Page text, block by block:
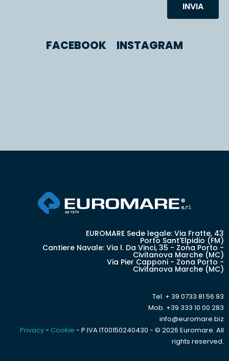
INVIA
FACEBOOK INSTAGRAM
EUROMARE Sede legale: Via Fratte, 43
Porto Sant'Elpidio (FM)
Cantiere Navale: Via l. Da Vinci, 35 - Zona Porto -
Civitanova Marche (MC)
Via Pier Capponi - Zona Porto -
Civitanova Marche (MC)
Tel. + 39 0733 81 56 93
Mob. +39 333 10 00 283
info@euromare.biz
Privacy- Cookie - P.IVA IT00150240430 - © 2026 Euromare. All
rights reserved.